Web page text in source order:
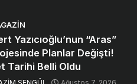
Yazıcıoğlu’nun “Aras”
Planlar Değişti!
Tarihi Belli Oldu